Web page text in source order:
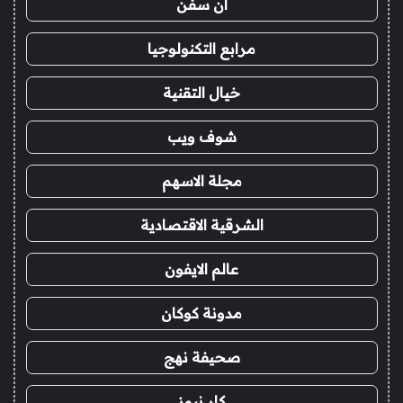
ان سفن
مرابع التكنولوجيا
خيال التقنية
شوف ويب
مجلة الاسهم
الشرقية الاقتصادية
عالم الايفون
مدونة كوكان
صحيفة نهج